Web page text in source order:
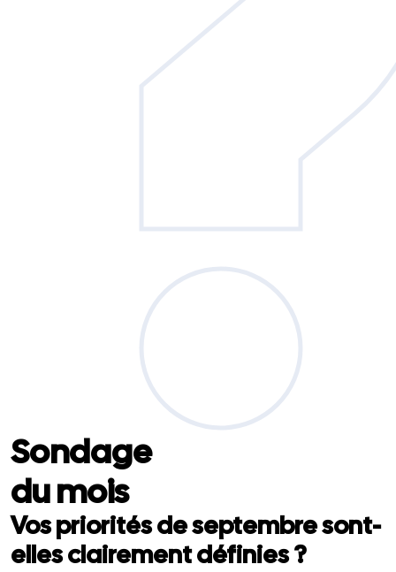
Sondage
du mois
Vos priorités de septembre sont-
elles clairement définies ?